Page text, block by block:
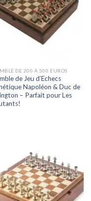
DE 200 À 500 EUROS
de Jeu d’Echecs
Napoléon & Duc de
– Parfait pour Les